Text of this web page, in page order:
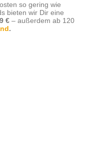
so gering wie
bieten wir Dir eine
€ – außerdem ab 120
.